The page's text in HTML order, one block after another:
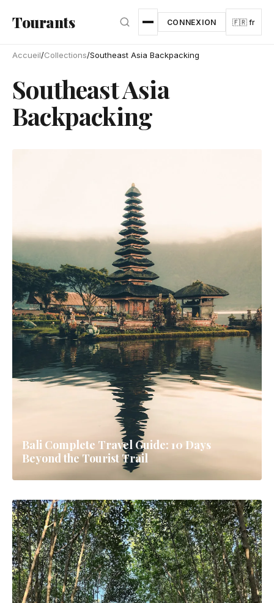
Tourants CONNEXION 🇫🇷 fr
Accueil/Collections/Southeast Asia Backpacking
Southeast Asia
Backpacking
Bali Complete Travel Guide: 10 Days
Beyond the Tourist Trail